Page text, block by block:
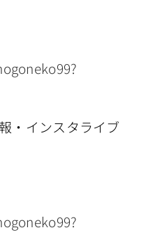
・インスタライブ